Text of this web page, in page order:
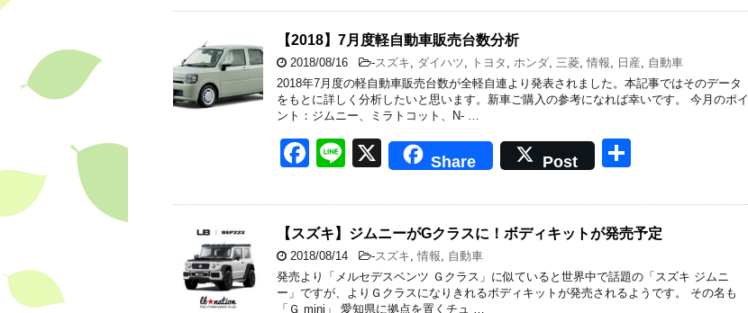
c
e
b
o
o
k
e
【2018】7月度軽自動車販売台数分析
2018/08/16 -スズキ, ダイハツ, トヨタ , ホンダ, 三菱, 情報, 日産, 自動車
2018年7月度の軽自動車販売台数が全軽自連より発表されました。本記事ではそのデータ
をもとに詳しく分析したいと思います。新車ご購入の参考になれば幸いです。 今月のポイ
ント：ジムニー、ミラトコット、N- …
F
c
e
b
o
Li
e
X Share Post
【スズキ】ジムニーがGクラスに！ボディキットが発売予定
2018/08/14 -スズキ, 情報, 自動車
発売より「メルセデスベンツ Ｇクラス」に似ていると世界中で話題の「スズキ ジムニ
ー」ですが、よりＧクラスになりきれるボディキットが発売されるようです。 その名も
「Ｇ mini」 愛知県に拠点を置くチュ …